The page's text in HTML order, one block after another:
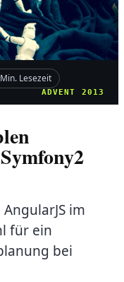
Lesezeit
ADVENT 2013
im
für ein
bei